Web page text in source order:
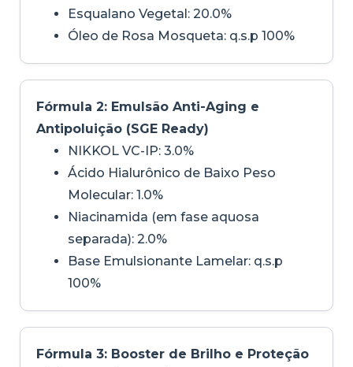
Esqualano Vegetal: 20.0%
Óleo de Rosa Mosqueta: q.s.p 100%
Fórmula 2: Emulsão Anti-Aging e
Antipoluição (SGE Ready)
NIKKOL VC-IP: 3.0%
Ácido Hialurônico de Baixo Peso
Molecular: 1.0%
Niacinamida (em fase aquosa
separada): 2.0%
Base Emulsionante Lamelar: q.s.p
100%
Fórmula 3: Booster de Brilho e Proteção